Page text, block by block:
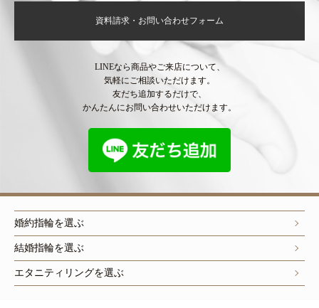
資料請求・お問い合わせフォーム
LINEなら商品やご来店について、
気軽にご相談いただけます。
友だち追加するだけで、
かんたんにお問い合わせいただけます。
婚約指輪を選ぶ
結婚指輪を選ぶ
エタニティリングを選ぶ